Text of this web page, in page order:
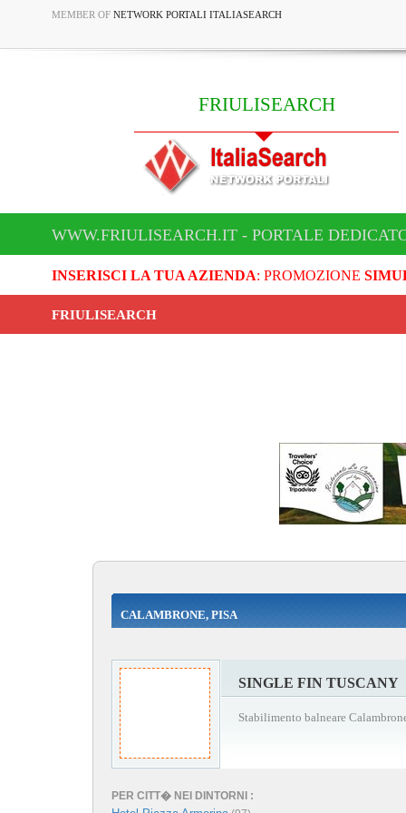
MEMBER OF NETWORK PORTALI ITALIASEARCH
FRIULISEARCH
WWW.FRIULISEARCH.IT - PORTALE
INSERISCI LA TUA AZIENDA: PROMOZIONE
FRIULISEARCH
CALAMBRONE, PISA
SINGLE FIN TUSCANY
Stabilimento balneare
PER CITT� NEI DINTORNI :